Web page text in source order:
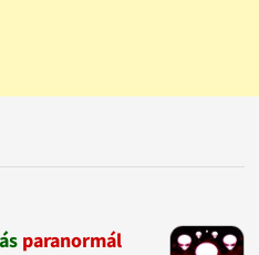
paranormál